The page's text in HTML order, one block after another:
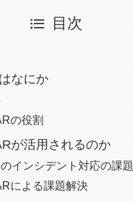
目次
なにか
の役割
が活用されるのか
インシデント対応の課題
による課題解決